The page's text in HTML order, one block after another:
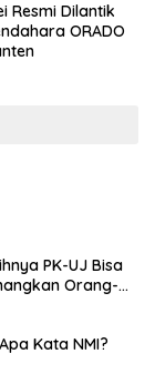
Resmi Dilantik
Kata NMI?